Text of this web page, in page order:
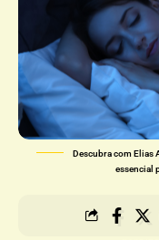
Descubra com Elias
essencial